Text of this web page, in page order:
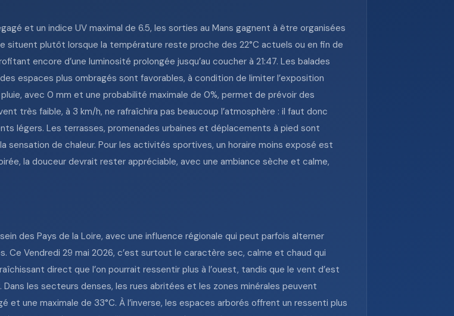
et un indice UV maximal de 6.5, les sorties au Mans gagnent à être organisées
situent plutôt lorsque la température reste proche des 22°C actuels ou en fin de
encore d’une luminosité prolongée jusqu’au coucher à 21:47. Les balades
espaces plus ombragés sont favorables, à condition de limiter l’exposition
avec 0 mm et une probabilité maximale de 0%, permet de prévoir des
très faible, à 3 km/h, ne rafraîchira pas beaucoup l’atmosphère : il faut donc
légers. Les terrasses, promenades urbaines et déplacements à pied sont
sensation de chaleur. Pour les activités sportives, un horaire moins exposé est
la douceur devrait rester appréciable, avec une ambiance sèche et calme,
des Pays de la Loire, avec une influence régionale qui peut parfois alterner
Vendredi 29 mai 2026, c’est surtout le caractère sec, calme et chaud qui
direct que l’on pourrait ressentir plus à l’ouest, tandis que le vent d’est
les secteurs denses, les rues abritées et les zones minérales peuvent
une maximale de 33°C. À l’inverse, les espaces arborés offrent un ressenti plus